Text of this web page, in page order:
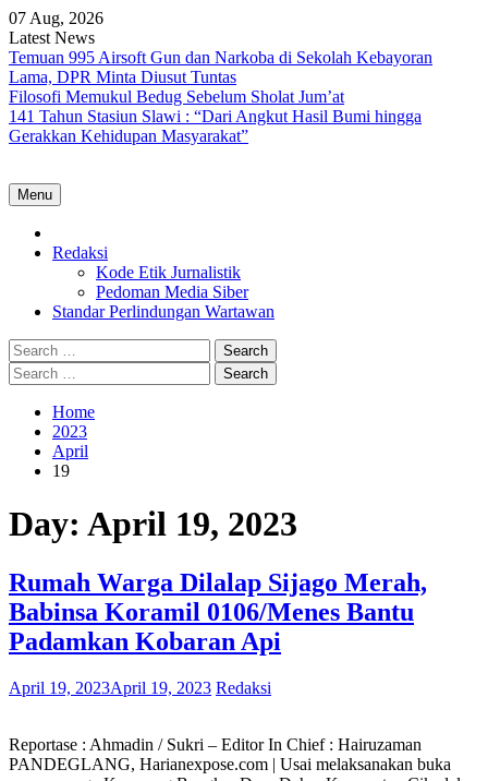
Skip
to
content
07 Aug, 2026
Latest News
Temuan 995 Airsoft Gun dan Narkoba di Sekolah Kebayoran
Lama, DPR Minta Diusut Tuntas
Filosofi Memukul Bedug Sebelum Sholat Jum’at
141 Tahun Stasiun Slawi : “Dari Angkut Hasil Bumi hingga
Gerakkan Kehidupan Masyarakat”
Menu
Redaksi
Kode Etik Jurnalistik
Pedoman Media Siber
Standar Perlindungan Wartawan
Search
for:
Search
for:
Home
2023
April
19
Day: April 19, 2023
Rumah Warga Dilalap Sijago Merah,
Babinsa Koramil 0106/Menes Bantu
Padamkan Kobaran Api
April 19, 2023April 19, 2023 Redaksi
Reportase : Ahmadin / Sukri – Editor In Chief : Hairuzaman
PANDEGLANG, Harianexpose.com | Usai melaksanakan buka